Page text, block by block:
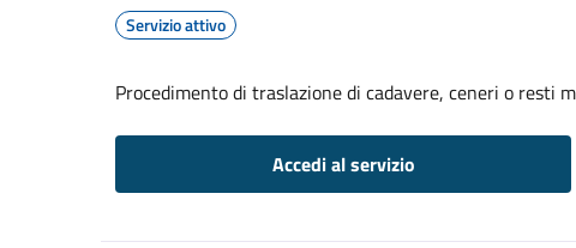
Servizio attivo
Procedimento di traslazione di cadavere, ceneri o resti
Accedi al servizio